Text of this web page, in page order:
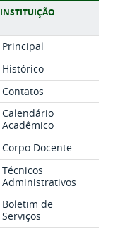
INSTITUIÇÃO
Principal
Histórico
Contatos
Calendário
Acadêmico
Corpo Docente
Técnicos
Administrativos
Boletim de
Serviços